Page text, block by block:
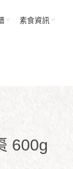
素食資訊
600g